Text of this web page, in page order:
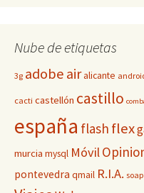
Nube de etiquetas
3g adobe airalicante
cacti castellón castillo
españa flash flex
murcia mysql Móvil
pontevedra qmail R.I.A. soap